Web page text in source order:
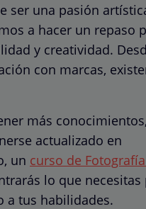
ser una pasión
a hacer un repaso
y creatividad.
con marcas,
más conocimientos,
actualizado en
un curso de
lo que necesitas
a tus habilidades.